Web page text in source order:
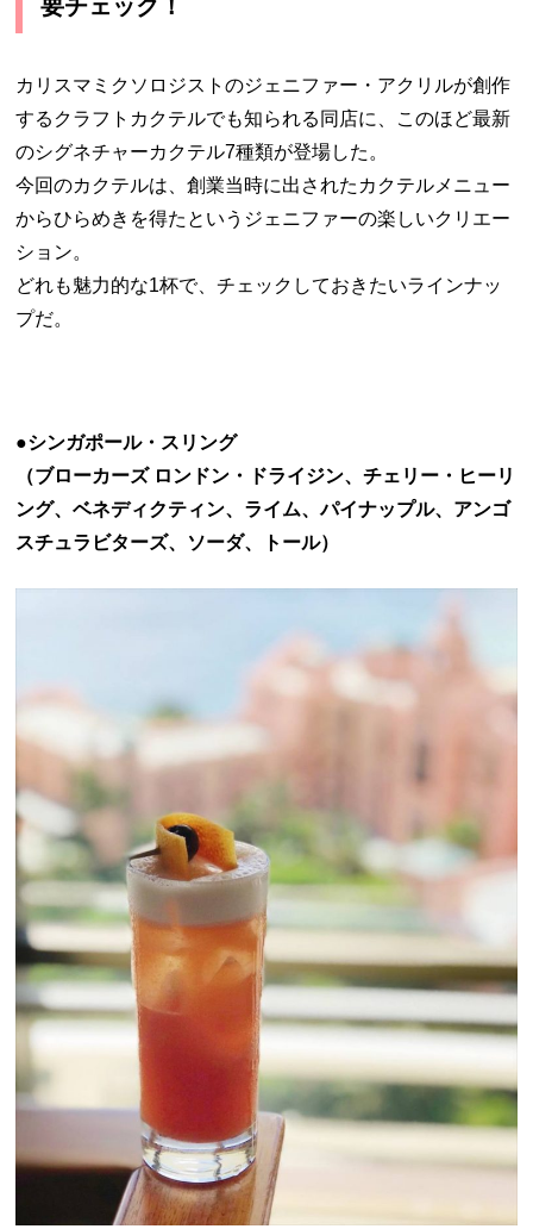
要チェック！
カリスマミクソロジストのジェニファー・アクリルが創作
するクラフトカクテルでも知られる同店に、このほど最新
のシグネチャーカクテル7種類が登場した。
今回のカクテルは、創業当時に出されたカクテルメニュー
からひらめきを得たというジェニファーの楽しいクリエー
ション。
どれも魅力的な1杯で、チェックしておきたいラインナッ
プだ。
●シンガポール・スリング
（ブローカーズ ロンドン・ドライジン、チェリー・ヒーリ
ング、ベネディクティン、ライム、パイナップル、アンゴ
スチュラビターズ、ソーダ、トール）